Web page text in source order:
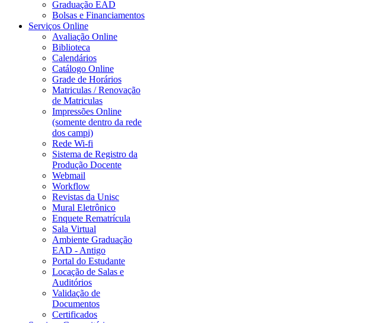
Graduação EAD
Bolsas e Financiamentos
Serviços Online
Avaliação Online
Biblioteca
Calendários
Catálogo Online
Grade de Horários
Matriculas / Renovação
de Matriculas
Impressões Online
(somente dentro da rede
dos campi)
Rede Wi-fi
Sistema de Registro da
Produção Docente
Webmail
Workflow
Revistas da Unisc
Mural Eletrônico
Enquete Rematrícula
Sala Virtual
Ambiente Graduação
EAD - Antigo
Portal do Estudante
Locação de Salas e
Auditórios
Validação de
Documentos
Certificados